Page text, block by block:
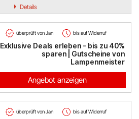
Details
überprüft von Jan bis auf Widerruf
Exklusive Deals erleben - bis zu 40%
sparen | Gutscheine von
Lampenmeister
Angebot anzeigen
überprüft von Jan bis auf Widerruf